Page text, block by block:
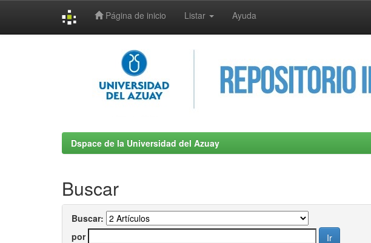
Página de inicio Listar Ayuda
Dspace de la Universidad del Azuay
Buscar
Buscar:
por